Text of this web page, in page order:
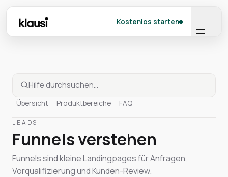
Kostenlos starten
Übersicht Produktbereiche FAQ
LEADS
Funnels verstehen
Funnels sind kleine Landingpages für Anfragen,
Vorqualifizierung und Kunden-Review.